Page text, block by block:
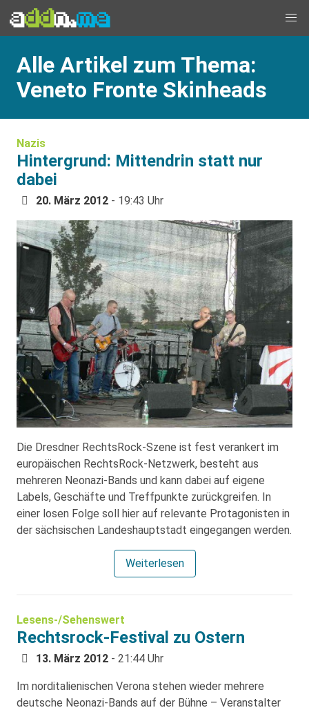
Alle Artikel zum Thema:
Veneto Fronte Skinheads
Nazis
Hintergrund: Mittendrin statt nur
dabei
20. März 2012 - 19:43 Uhr
Die Dresdner RechtsRock-Szene ist fest verankert im
europäischen RechtsRock-Netzwerk, besteht aus
mehreren Neonazi-Bands und kann dabei auf eigene
Labels, Geschäfte und Treffpunkte zurückgreifen. In
einer losen Folge soll hier auf relevante Protagonisten in
der sächsischen Landeshauptstadt eingegangen werden.
Weiterlesen
Lesens-/Sehenswert
Rechtsrock-Festival zu Ostern
13. März 2012 - 21:44 Uhr
Im norditalienischen Verona stehen wieder mehrere
deutsche Neonazi-Bands auf der Bühne – Veranstalter